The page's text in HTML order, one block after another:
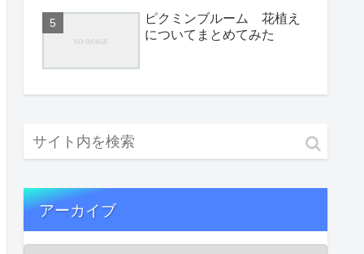
ピクミンブルーム 花植え
についてまとめてみた
アーカイブ